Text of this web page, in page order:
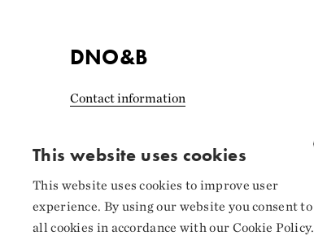
DNO&B
Contact information
(Norwegian)
Privacy and cookies
Cookie settings
NORWEGIAN
ENGLISH
This website uses cookies
This website uses cookies to improve user
experience. By using our website you consent to
all cookies in accordance with our Cookie Policy.